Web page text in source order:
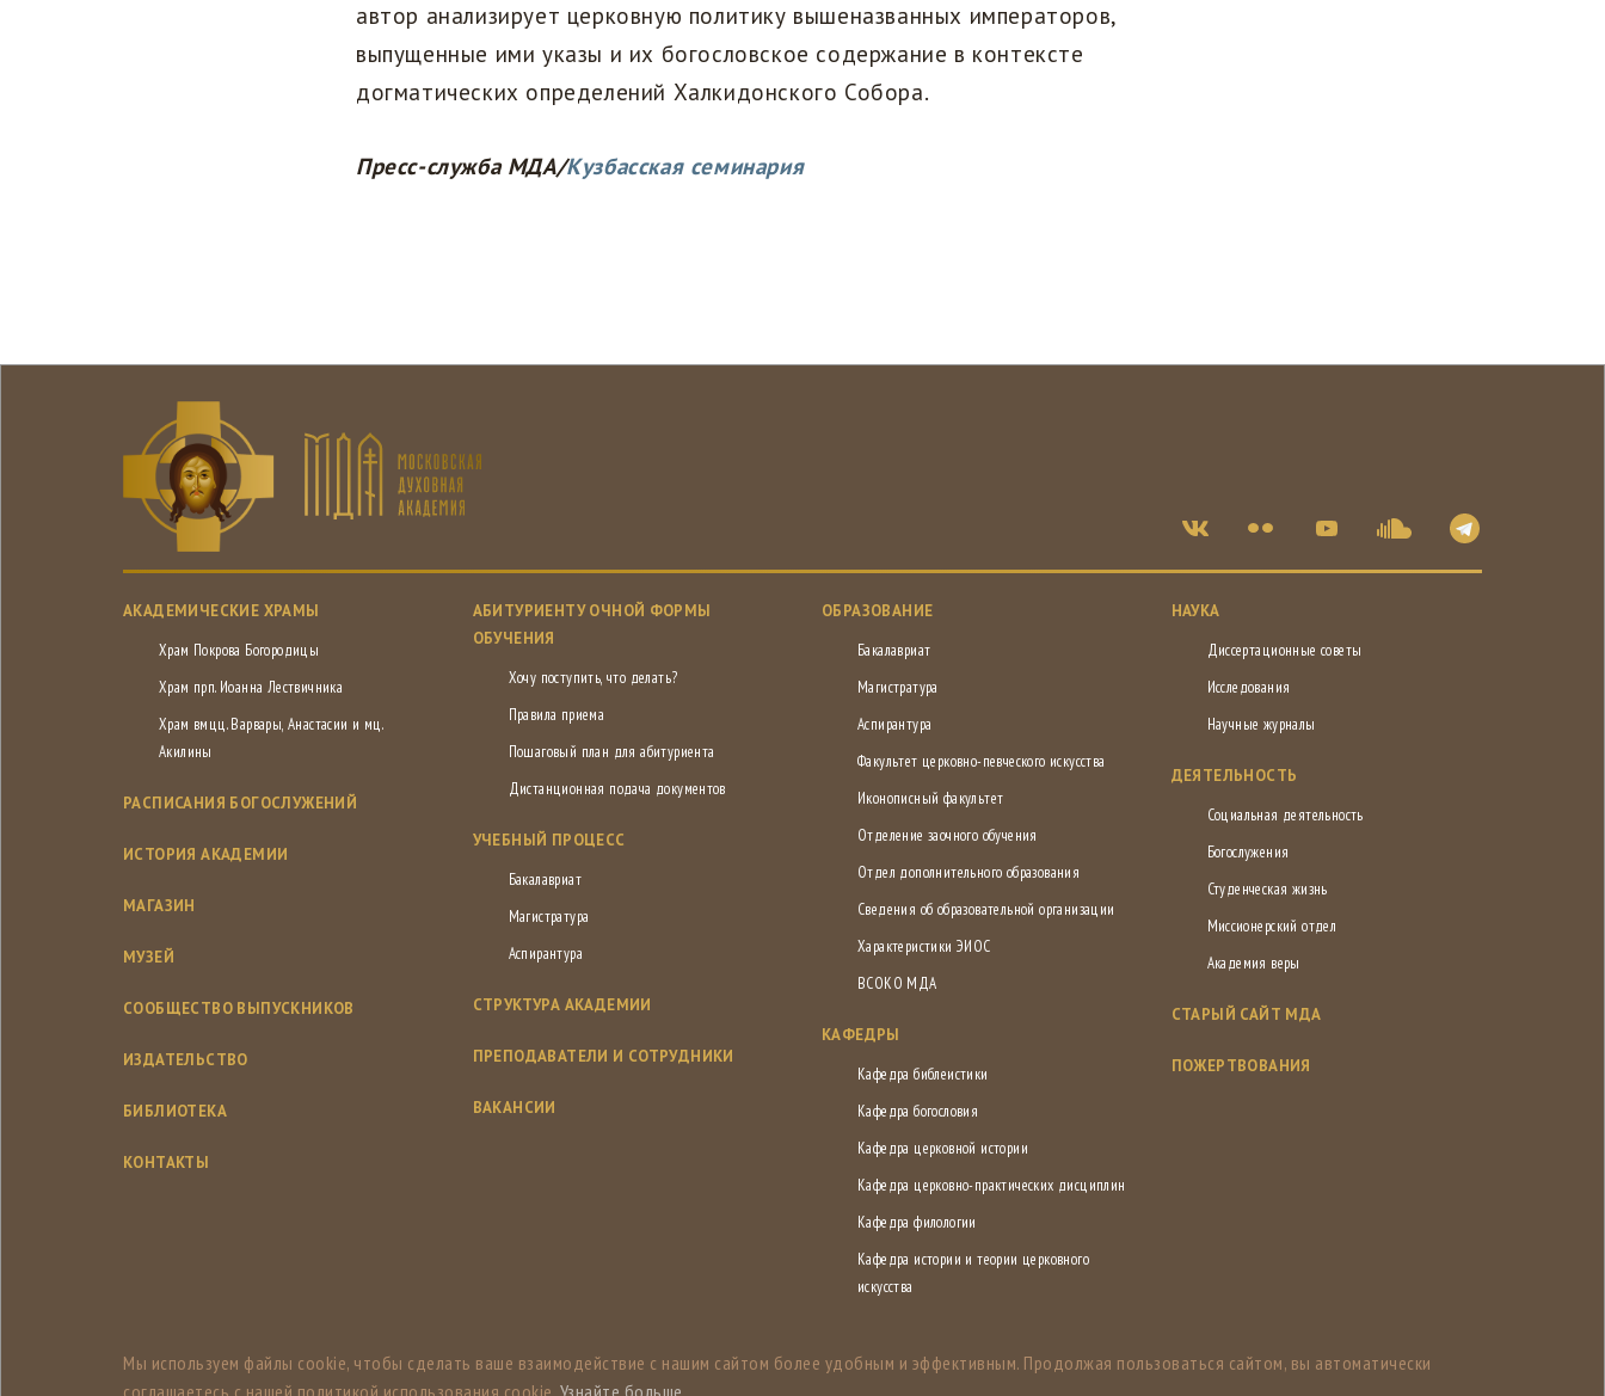
автор анализирует церковную политику вышеназванных императоров,
выпущенные ими указы и их богословское содержание в контексте
догматических определений Халкидонского Собора.
Пресс-служба МДА/Кузбасская семинария
АКАДЕМИЧЕСКИЕ ХРАМЫ
Храм Покрова Богородицы
Храм прп. Иоанна Лествичника
Храм вмцц. Варвары, Анастасии и мц.
Акилины
РАСПИСАНИЯ БОГОСЛУЖЕНИЙ
ИСТОРИЯ АКАДЕМИИ
МАГАЗИН
МУЗЕЙ
СООБЩЕСТВО ВЫПУСКНИКОВ
ИЗДАТЕЛЬСТВО
БИБЛИОТЕКА
КОНТАКТЫ
АБИТУРИЕНТУ ОЧНОЙ ФОРМЫ
ОБУЧЕНИЯ
Хочу поступить, что делать?
Правила приема
Пошаговый план для абитуриента
Дистанционная подача документов
УЧЕБНЫЙ ПРОЦЕСС
Бакалавриат
Магистратура
Аспирантура
СТРУКТУРА АКАДЕМИИ
ПРЕПОДАВАТЕЛИ И СОТРУДНИКИ
ВАКАНСИИ
ОБРАЗОВАНИЕ
Бакалавриат
Магистратура
Аспирантура
Факультет церковно-певческого искусства
Иконописный факультет
Отделение заочного обучения
Отдел дополнительного образования
Сведения об образовательной организации
Характеристики ЭИОС
ВСОКО МДА
КАФЕДРЫ
Кафедра библеистики
Кафедра богословия
Кафедра церковной истории
Кафедра церковно-практических дисциплин
Кафедра филологии
Кафедра истории и теории церковного
искусства
НАУКА
Диссертационные советы
Исследования
Научные журналы
ДЕЯТЕЛЬНОСТЬ
Социальная деятельность
Богослужения
Студенческая жизнь
Миссионерский отдел
Академия веры
СТАРЫЙ САЙТ МДА
ПОЖЕРТВОВАНИЯ
Мы используем файлы cookie, чтобы сделать ваше взаимодействие с нашим сайтом более удобным и эффективным. Продолжая пользоваться сайтом, вы автоматически